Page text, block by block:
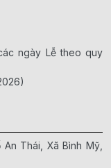
ngày Lễ theo quy
Thái, Xã Bình Mỹ,